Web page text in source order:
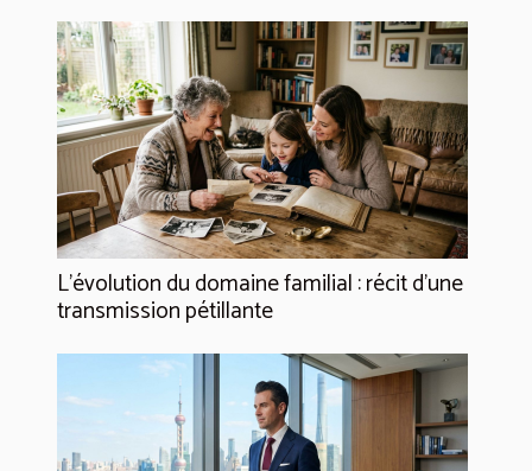
L’évolution du domaine familial : récit d’une
transmission pétillante